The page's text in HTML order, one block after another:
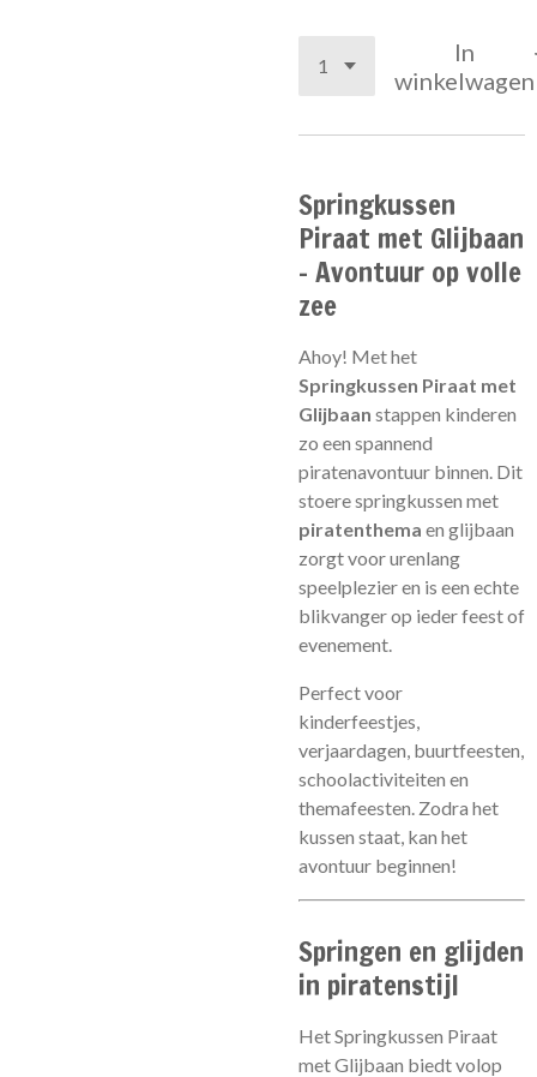
In
winkelwagen
Springkussen
Piraat met Glijbaan
– Avontuur op volle
zee
Ahoy! Met het
Springkussen Piraat met
Glijbaan stappen kinderen
zo een spannend
piratenavontuur binnen. Dit
stoere springkussen met
piratenthema en glijbaan
zorgt voor urenlang
speelplezier en is een echte
blikvanger op ieder feest of
evenement.
Perfect voor
kinderfeestjes,
verjaardagen, buurtfeesten,
schoolactiviteiten en
themafeesten. Zodra het
kussen staat, kan het
avontuur beginnen!
Springen en glijden
in piratenstijl
Het Springkussen Piraat
met Glijbaan biedt volop